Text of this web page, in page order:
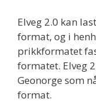
Elveg 2.0 kan
format, og i
prikkformatet
formatet. Elveg
Geonorge som
format.